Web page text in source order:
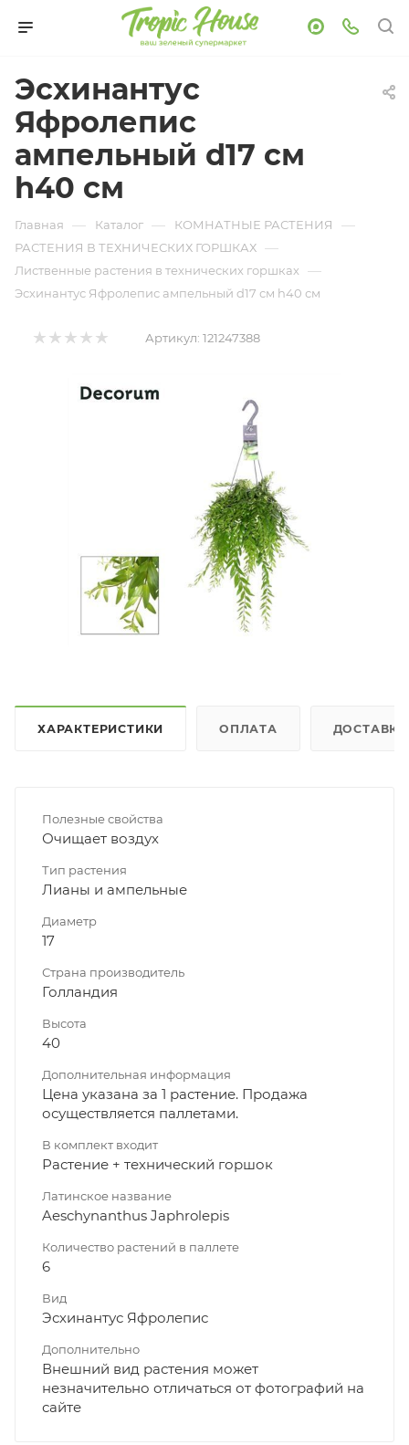
Эсхинантус
Яфролепис
ампельный d17 см
h40 см
Главная — Каталог — КОМНАТНЫЕ РАСТЕНИЯ —
РАСТЕНИЯ В ТЕХНИЧЕСКИХ ГОРШКАХ —
Лиственные растения в технических горшках —
Эсхинантус Яфролепис ампельный d17 см h40 см
Артикул: 121247388
ХАРАКТЕРИСТИКИ ОПЛАТА ДОСТАВКА
Полезные свойства
Очищает воздух
Тип растения
Лианы и ампельные
Диаметр
17
Страна производитель
Голландия
Высота
40
Дополнительная информация
Цена указана за 1 растение. Продажа
осуществляется паллетами.
В комплект входит
Растение + технический горшок
Латинское название
Aeschynanthus Japhrolepis
Количество растений в паллете
6
Вид
Эсхинантус Яфролепис
Дополнительно
Внешний вид растения может
незначительно отличаться от фотографий на
сайте